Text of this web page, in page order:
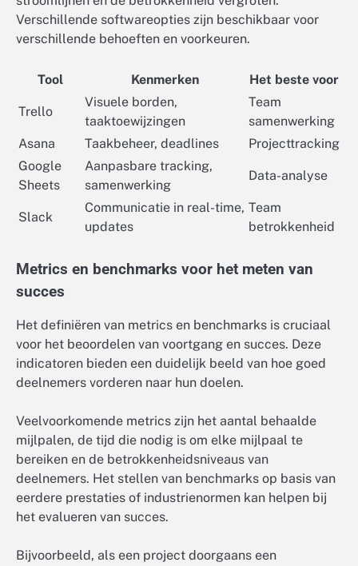
Verschillende softwareopties zijn beschikbaar voor
verschillende behoeften en voorkeuren.
Tool Kenmerken Het beste voor
Trello
Visuele borden,
taaktoewijzingen
Team
samenwerking
Asana
Taakbeheer, deadlines
Projecttracking
Google
Sheets
Aanpasbare tracking,
samenwerking
Data-analyse
Slack
Communicatie in real-time,
updates
Team
betrokkenheid
Metrics en benchmarks voor het meten van
succes
Het definiëren van metrics en benchmarks is cruciaal
voor het beoordelen van voortgang en succes. Deze
indicatoren bieden een duidelijk beeld van hoe goed
deelnemers vorderen naar hun doelen.
Veelvoorkomende metrics zijn het aantal behaalde
mijlpalen, de tijd die nodig is om elke mijlpaal te
bereiken en de betrokkenheidsniveaus van
deelnemers. Het stellen van benchmarks op basis van
eerdere prestaties of industrienormen kan helpen bij
het evalueren van succes.
Bijvoorbeeld, als een project doorgaans een